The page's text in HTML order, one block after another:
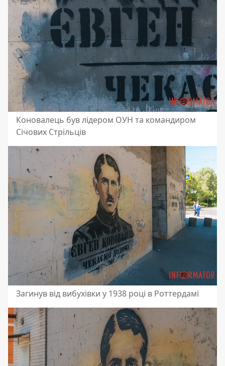
Коновалець був лідером ОУН та командиром
Січових Стрільців
Загинув від вибухівки у 1938 році в Роттердамі